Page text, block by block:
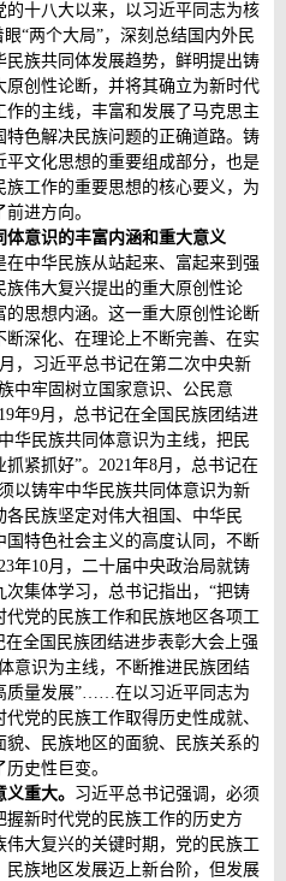
十八大以来，以习近平同志为核
“两个大局”，深刻总结国内外民
族共同体发展趋势，鲜明提出铸
创性论断，并将其确立为新时代
的主线，丰富和发展了马克思主
色解决民族问题的正确道路。铸
文化思想的重要组成部分，也是
工作的重要思想的核心要义，为
进方向。
意识的丰富内涵和重大意义
中华民族从站起来、富起来到强
伟大复兴提出的重大原创性论
的思想内涵。这一重大原创性论断
深化、在理论上不断完善、在实
，习近平总书记在第二次中央新
中牢固树立国家意识、公民意
年9月，总书记在全国民族团结进
华民族共同体意识为主线，把民
紧抓好”。2021年8月，总书记在
以铸牢中华民族共同体意识为新
民族坚定对伟大祖国、中华民
特色社会主义的高度认同，不断
年10月，二十届中央政治局就铸
集体学习，总书记指出，“把铸
党的民族工作和民族地区各项工
在全国民族团结进步表彰大会上强
意识为主线，不断推进民族团结
质量发展”……在以习近平同志为
党的民族工作取得历史性成就、
、民族地区的面貌、民族关系的
史性巨变。
重大。 习近平总书记强调，必须
新时代党的民族工作的历史方
大复兴的关键时期，党的民族工
族地区发展迈上新台阶，但发展